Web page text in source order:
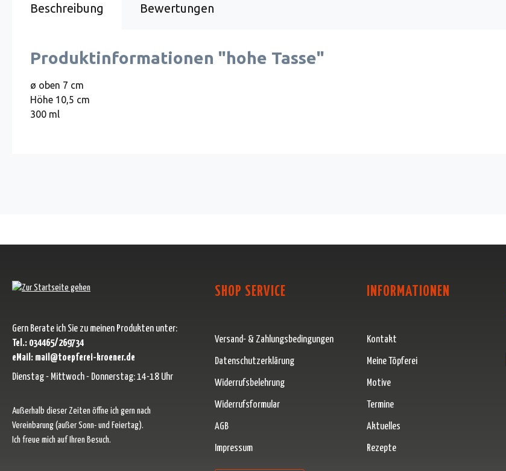
Beschreibung Bewertungen
Produktinformationen "hohe Tasse"
ø oben 7 cm
Höhe 10,5 cm
300 ml
Gern Berate ich Sie zu meinen Produkten unter:
Tel.: 034465/269734
eMail: mail@toepferei-kroener.de
Dienstag - Mittwoch - Donnerstag: 14-18 Uhr
Außerhalb dieser Zeiten öffne ich gern nach
Vereinbarung (außer Sonn- und Feiertag).
Ich freue mich auf Ihren Besuch.
SHOP SERVICE
Versand- & Zahlungsbedingungen
Datenschutzerklärung
Widerrufsbelehrung
Widerrufsformular
AGB
Impressum
INFORMATIONEN
Kontakt
Meine Töpferei
Motive
Termine
Aktuelles
Rezepte